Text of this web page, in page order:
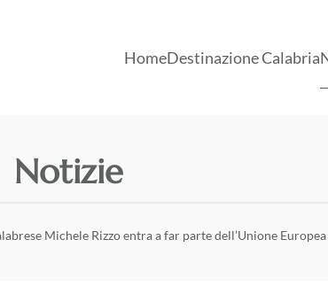
HomeDestinazione Calabria
Notizie
Michele Rizzo entra a far parte dell’Unione